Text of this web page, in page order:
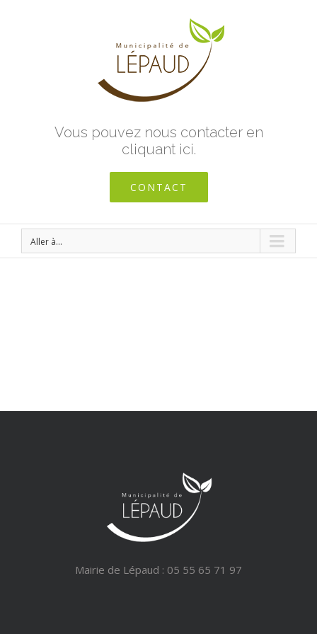
Vous pouvez nous contacter en
cliquant ici.
CONTACT
Aller à...
Mairie de Lépaud : 05 55 65 71 97